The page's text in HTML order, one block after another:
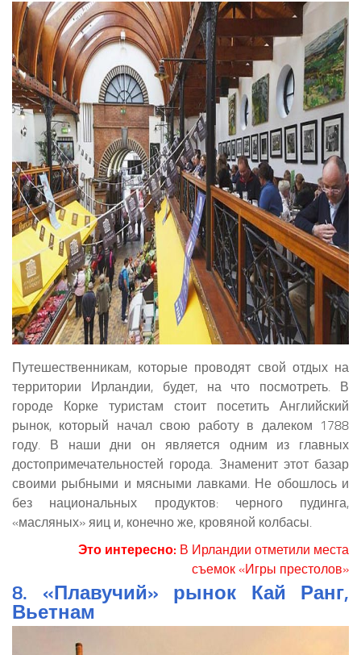
Путешественникам, которые проводят свой отдых на
территории Ирландии, будет, на что посмотреть. В
городе Корке туристам стоит посетить Английский
рынок, который начал свою работу в далеком 1788
году. В наши дни он является одним из главных
достопримечательностей города. Знаменит этот базар
своими рыбными и мясными лавками. Не обошлось и
без национальных продуктов: черного пудинга,
«масляных» яиц и, конечно же, кровяной колбасы.
Это интересно: В Ирландии отметили места
съемок «Игры престолов»
8. «Плавучий» рынок Кай Ранг,
Вьетнам